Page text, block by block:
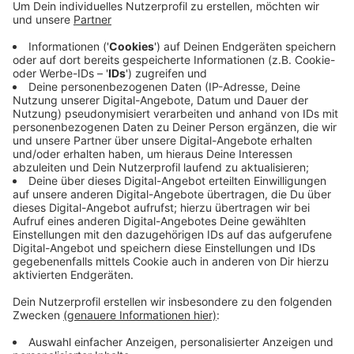
Veröffentlicht:Dienstag, 17.03.2020 09:35
Anzeige
Die Tiere werden selbstverständlich weiterhin betreut,
sagen die Verantwortlichen. Wann der Tierpark wieder
öffnet, ist aktuell völlig unklar.
Anzeige
Anzeige